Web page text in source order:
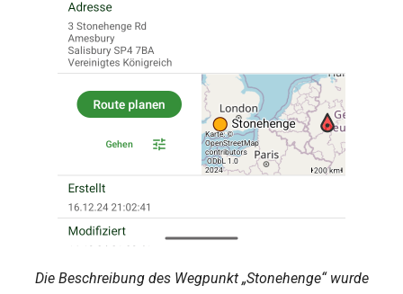
Die Beschreibung des Wegpunkt „Stonehenge“ wurde